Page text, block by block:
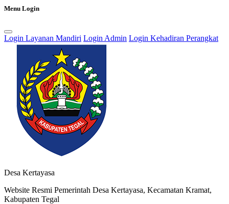
Rencana Pembangunan Jangka Menengah Desa (RPJMDes) dan
Rencana Kerja Pembangunan Desa (RKPDes)
Pendaftaran Kartu Prakerja Gratis oleh Tim Kita Kompeten di Desa
Kertayasa 24 Juni 2022
Menu Login
Login Layanan Mandiri Login Admin Login Kehadiran Perangkat
Desa Kertayasa
Website Resmi Pemerintah Desa Kertayasa, Kecamatan Kramat,
Kabupaten Tegal